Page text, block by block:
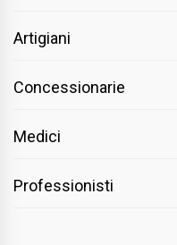
Artigiani
Concessionarie
Medici
Professionisti